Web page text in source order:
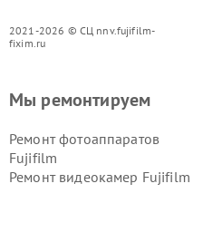
2021-2026 © СЦ nnv.fujifilm-
fixim.ru
Мы ремонтируем
Ремонт фотоаппаратов
Fujifilm
Ремонт видеокамер Fujifilm